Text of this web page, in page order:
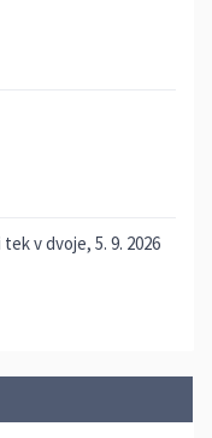
v dvoje, 5. 9. 2026